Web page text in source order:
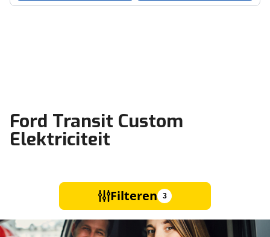
Ford Transit Custom
Elektriciteit
Filteren 3